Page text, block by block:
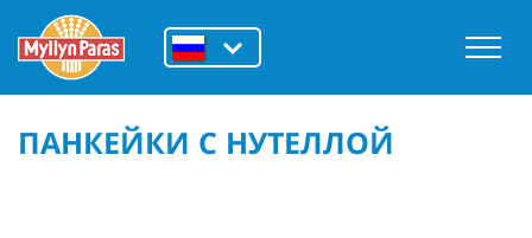
ПАНКЕЙКИ С НУТЕЛЛОЙ